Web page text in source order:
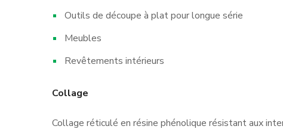
Outils de découpe à plat pour longue série
Meubles
Revêtements intérieurs
Collage
Collage réticulé en résine phénolique résistant aux